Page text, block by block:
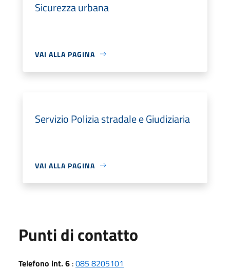
Sicurezza urbana
VAI ALLA PAGINA
Servizio Polizia stradale e Giudiziaria
VAI ALLA PAGINA
Punti di contatto
Telefono int. 6 :085 8205101